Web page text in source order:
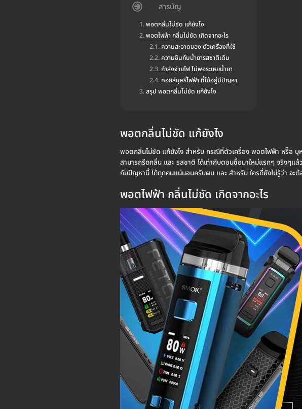
สารบัญ
พอตกลิ่นไม่ชัด แก้ยังไง
พอตไฟฟ้า กลิ่นไม่ชัด เกิดจากอะไร
ความสะอาดของ ตัวเครื่องที่ใช้
ความชินกับน้ำยารสชาติเดิม
กำลังจ่ายไฟ ไม่พอระเหยน้ำยา
คอยล์บุหรี่ไฟฟ้า ที่ใช้อยู่มีปัญหา
สรุป พอตกลิ่นไม่ชัด แก้ยังไง
พอตกลิ่นไม่ชัด แก้ยังไง
พอตกลิ่นไม่ชัด แก้ยังไง สำหรับ กรณีที่ตัวเครื่อง พอตไฟฟ้า หรีือ บุ
สามารถรีดกลิ่น และ รสชาติ ได้เท่ากับตอนซื้อมาใหม่แรกๆ จริงๆแ
กับปัญหานี้ ได้ทุกคนแน่นอนครับผม และ สำหรับ ใครที่ยังไม่รู้ว่า จะต้
พอตไฟฟ้า กลิ่นไม่ชัด เกิดจากอะไร